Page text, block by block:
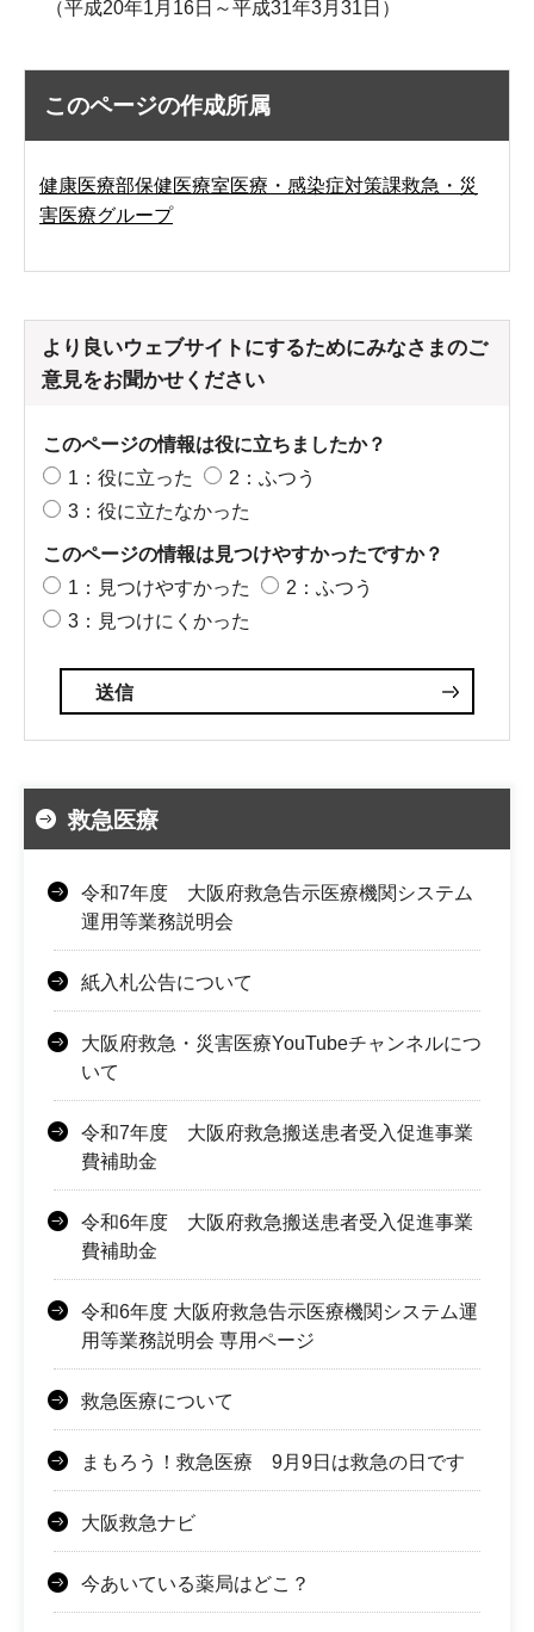
（平成20年1月16日～平成31年3月31日）
このページの作成所属
健康医療部保健医療室医療・感染症対策課救急・災
害医療グループ
より良いウェブサイトにするためにみなさまのご
意見をお聞かせください
このページの情報は役に立ちましたか？
1：役に立った
2：ふつう
3：役に立たなかった
このページの情報は見つけやすかったですか？
1：見つけやすかった
2：ふつう
3：見つけにくかった
救急医療
令和7年度 大阪府救急告示医療機関システム
運用等業務説明会
紙入札公告について
大阪府救急・災害医療YouTubeチャンネルにつ
いて
令和7年度 大阪府救急搬送患者受入促進事業
費補助金
令和6年度 大阪府救急搬送患者受入促進事業
費補助金
令和6年度 大阪府救急告示医療機関システム運
用等業務説明会 専用ページ
救急医療について
まもろう！救急医療 9月9日は救急の日です
大阪救急ナビ
今あいている薬局はどこ？